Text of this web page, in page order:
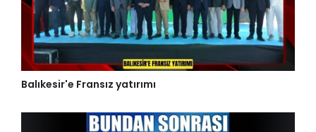
Balıkesir'e Fransız yatırımı